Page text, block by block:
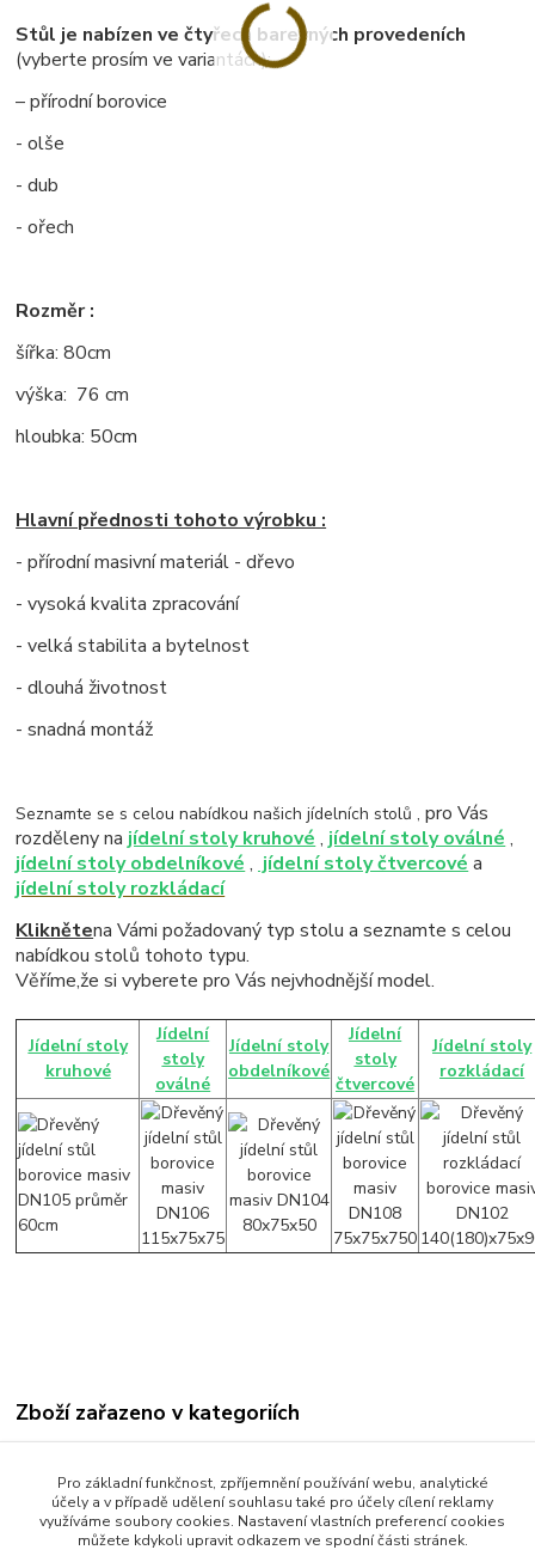
Stůl je nabízen ve čtyřech barevných provedeních
(vyberte prosím ve variantách):
– přírodní borovice
- olše
- dub
- ořech
Rozměr :
šířka: 80cm
výška: 76 cm
hloubka: 50cm
Hlavní přednosti tohoto výrobku :
- přírodní masivní materiál - dřevo
- vysoká kvalita zpracování
- velká stabilita a bytelnost
- dlouhá životnost
- snadná montáž
Seznamte se s celou nabídkou našich jídelních stolů ,pro Vás
rozděleny na jídelní stoly kruhové , jídelní stoly oválné ,
jídelní stoly obdelníkové , jídelní stoly čtvercové a
jídelní stoly rozkládací
Kliknětena Vámi požadovaný typ stolu a seznamte s celou
nabídkou stolů tohoto typu.
Věříme,že si vyberete pro Vás nejvhodnější model.
Jídelní stoly
kruhové
Jídelní
stoly
oválné
Jídelní stoly
obdelníkové
Jídelní
stoly
čtvercové
Jídelní stoly
rozkládací
Zboží zařazeno v kategoriích
Jídelní stoly obdelníkové
Pro základní funkčnost, zpříjemnění používání webu, analytické
účely a v případě udělení souhlasu také pro účely cílení reklamy
využíváme soubory cookies. Nastavení vlastních preferencí cookies
můžete kdykoli upravit odkazem ve spodní části stránek.